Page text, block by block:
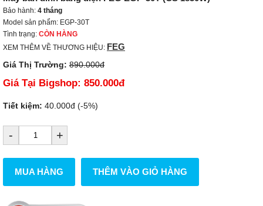
Bảo hành: 4 tháng
Model sản phẩm: EGP-30T
Tình trạng: CÒN HÀNG
XEM THÊM VỀ THƯƠNG HIỆU: FEG
Giá Thị Trường: 890.000đ
Giá Tại Bigshop: 850.000đ
Tiết kiệm: 40.000đ (-5%)
- +
MUA HÀNG THÊM VÀO GIỎ HÀNG